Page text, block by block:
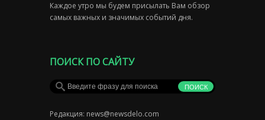
Каждое утро мы будем присылать Вам обзор
самых важных и значимых событий дня.
ПОИСК ПО САЙТУ
Редакция: news@newsdelo.com